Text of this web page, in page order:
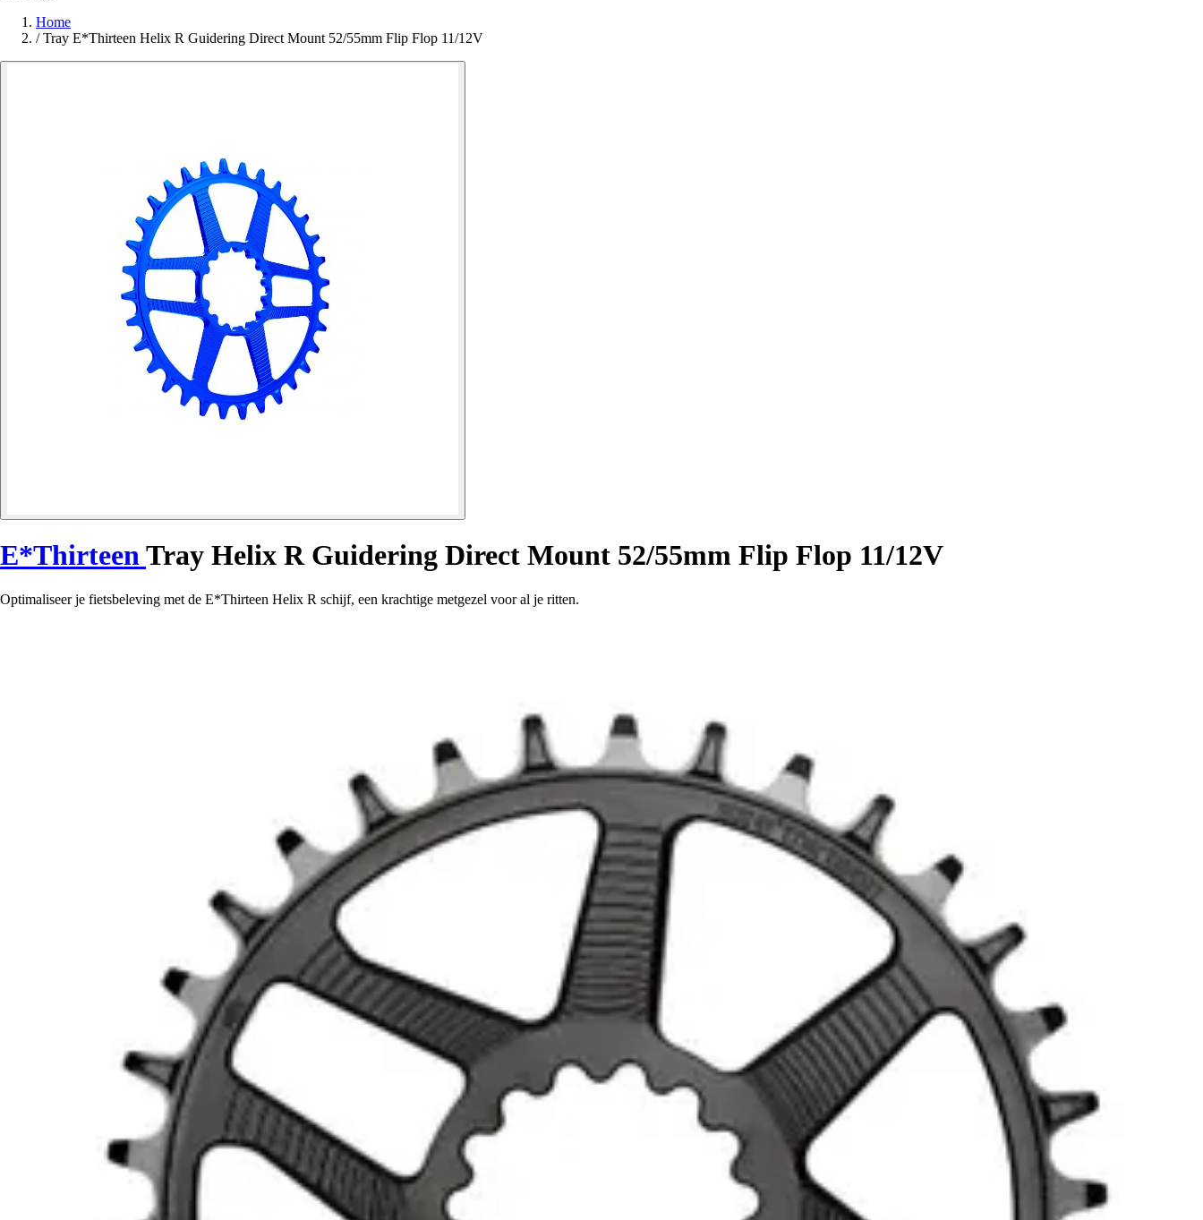
Home
/ Tray E*Thirteen Helix R Guidering Direct Mount 52/55mm Flip Flop 11/12V
E*Thirteen Tray Helix R Guidering Direct Mount 52/55mm Flip Flop 11/12V
Optimaliseer je fietsbeleving met de E*Thirteen Helix R schijf, een krachtige metgezel voor al je ritten.